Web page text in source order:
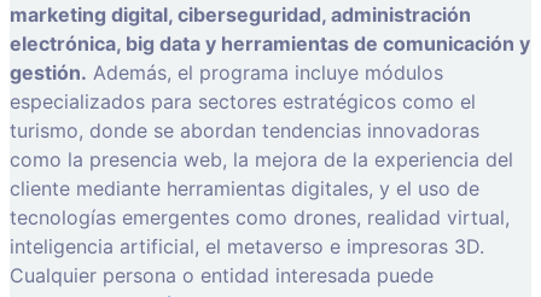
marketing digital, ciberseguridad, administración
electrónica, big data y herramientas de comunicación y
gestión. Además, el programa incluye módulos
especializados para sectores estratégicos como el
turismo, donde se abordan tendencias innovadoras
como la presencia web, la mejora de la experiencia del
cliente mediante herramientas digitales, y el uso de
tecnologías emergentes como drones, realidad virtual,
inteligencia artificial, el metaverso e impresoras 3D.
Cualquier persona o entidad interesada puede